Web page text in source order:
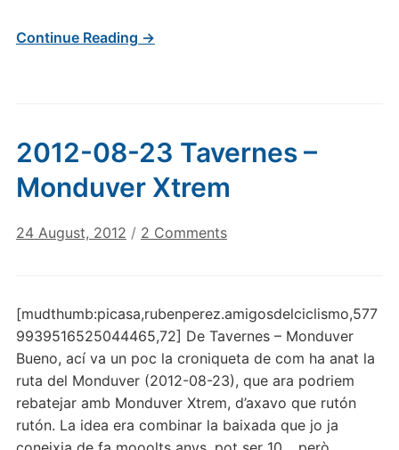
Continue Reading →
2012-08-23 Tavernes –
Monduver Xtrem
24 August, 2012 / 2 Commentson
Tavernes
–
Monduver
Xtrem
[mudthumb:picasa,rubenperez.amigosdelciclismo,577
9939516525044465,72] De Tavernes – Monduver
Bueno, ací va un poc la croniqueta de com ha anat la
ruta del Monduver (2012-08-23), que ara podriem
rebatejar amb Monduver Xtrem, d’axavo que rutón
rutón. La idea era combinar la baixada que jo ja